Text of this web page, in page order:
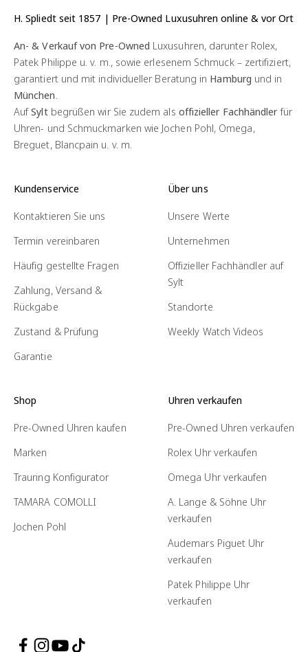
H. Spliedt seit 1857 | Pre-Owned Luxusuhren online & vor Ort
An- & Verkauf von Pre-Owned Luxusuhren, darunter Rolex,
Patek Philippe u. v. m., sowie erlesenem Schmuck – zertifiziert,
garantiert und mit individueller Beratung in Hamburg und in
München
AufSyltbegrüßen wir Sie zudem als offizieller Fachhändlerfür
Uhren- und Schmuckmarken wie Jochen Pohl, Omega,
Breguet, Blancpain u. v. m.
Kundenservice
Kontaktieren Sie uns
Termin vereinbaren
Häufig gestellte Fragen
Zahlung, Versand &
Rückgabe
Zustand & Prüfung
Garantie
Über uns
Unsere Werte
Unternehmen
Offizieller Fachhändler auf
Sylt
Standorte
Weekly Watch Videos
Shop
Pre-Owned Uhren kaufen
Marken
Trauring Konfigurator
TAMARA COMOLLI
Jochen Pohl
Uhren verkaufen
Pre-Owned Uhren verkaufen
Rolex Uhr verkaufen
Omega Uhr verkaufen
A. Lange & Söhne Uhr
verkaufen
Audemars Piguet Uhr
verkaufen
Patek Philippe Uhr
verkaufen